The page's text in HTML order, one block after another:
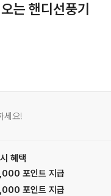
는 핸디선풍기
세요!
혜택
포인트 지급
포인트 지급